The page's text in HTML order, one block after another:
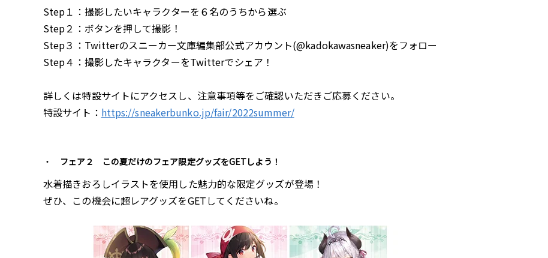
Step１：撮影したいキャラクターを６名のうちから選ぶ
Step２：ボタンを押して撮影！
Step３：Twitterのスニーカー文庫編集部公式アカウント(@kadokawasneaker)をフォロー
Step４：撮影したキャラクターをTwitterでシェア！
詳しくは特設サイトにアクセスし、注意事項等をご確認いただきご応募ください。
特設サイト： https://sneakerbunko.jp/fair/2022summer/
フェア２ この夏だけのフェア限定グッズをGETしよう！
水着描きおろしイラストを使用した魅力的な限定グッズが登場！
ぜひ、この機会に超レアグッズをGETしてくださいね。